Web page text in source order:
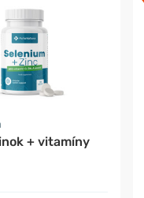
+ vitamíny